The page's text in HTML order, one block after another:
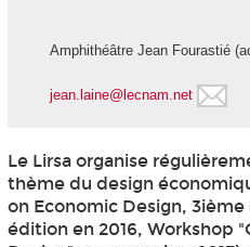
Amphithéâtre Jean Fourastié
jean.laine@lecnam.net
Le Lirsa organise
thème du design
on Economic Design,
édition en 2016, Workshop